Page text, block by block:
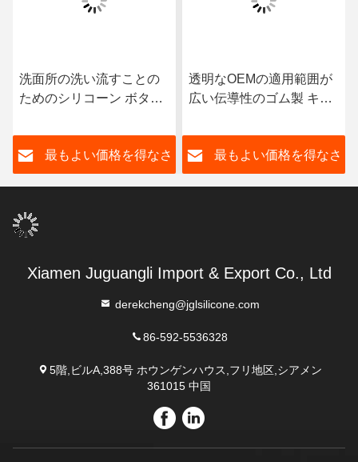
洗面所の洗い流すことの
ためのシリコーン ボタン
ザー
最もよい価格を得なさ
透明なOEMの適用範囲が
広い伝導性のゴム製 キー
最もよい価格を得なさ
Xiamen Juguangli Import & Export Co., Ltd
derekcheng@jglsilicone.com
86-592-5536328
5階,ビルA,388号 ホウンゲンハウス,フリ地区,シアメン
361015 中国